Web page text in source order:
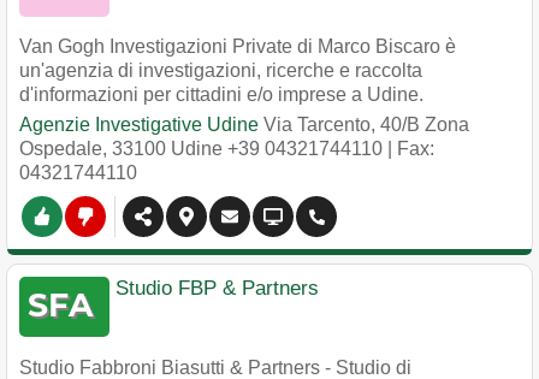
Van Gogh Investigazioni Private di Marco Biscaro è
un'agenzia di investigazioni, ricerche e raccolta
d'informazioni per cittadini e/o imprese a Udine.
Agenzie Investigative Udine Via Tarcento, 40/B Zona
Ospedale, 33100 Udine +39 04321744110 | Fax:
04321744110
Studio FBP & Partners
Studio Fabbroni Biasutti & Partners - Studio di